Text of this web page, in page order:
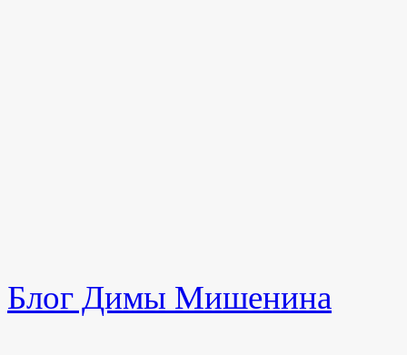
Блог Димы Мишенина